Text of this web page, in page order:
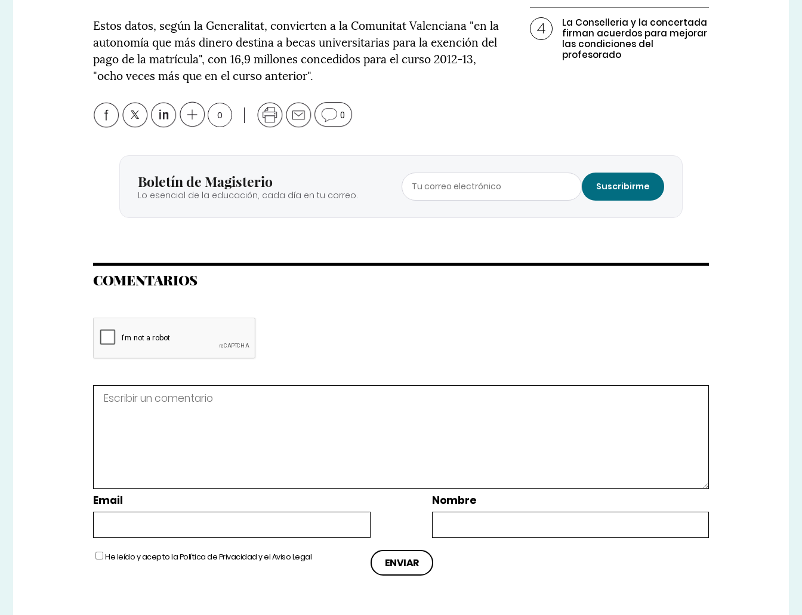
Estos datos, según la Generalitat, convierten a la Comunitat Valenciana "en la
autonomía que más dinero destina a becas universitarias para la exención del
pago de la matrícula", con 16,9 millones concedidos para el curso 2012-13,
"ocho veces más que en el curso anterior".
0 0
La Conselleria y la concertada
firman acuerdos para mejorar
las condiciones del
profesorado
Boletín de Magisterio
Lo esencial de la educación, cada día en tu correo.
Suscribirme
COMENTARIOS
Email Nombre
He leído y acepto laPolítica de Privacidady elAviso Legal